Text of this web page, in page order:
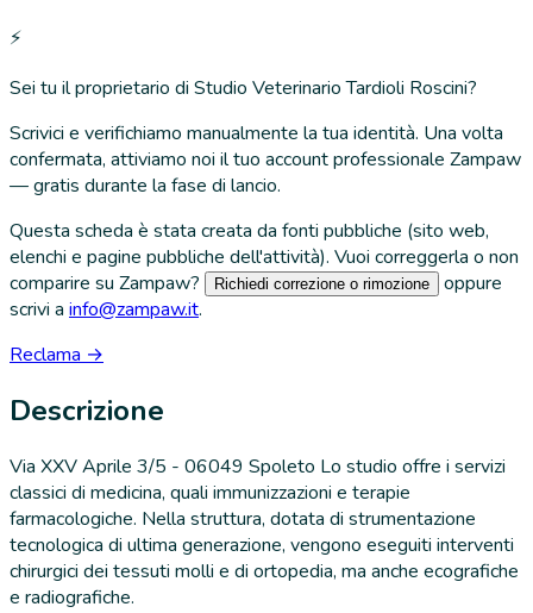
⚡
Sei tu il proprietario di Studio Veterinario Tardioli Roscini?
Scrivici e verifichiamo manualmente la tua identità. Una volta
confermata, attiviamo noi il tuo account professionale Zampaw
— gratis durante la fase di lancio.
Questa scheda è stata creata da fonti pubbliche (sito web,
elenchi e pagine pubbliche dell'attività). Vuoi correggerla o non
comparire su Zampaw?
Richiedi correzione o rimozione
oppure
scrivi a info@zampaw.it.
Reclama →
Descrizione
Via XXV Aprile 3/5 - 06049 Spoleto Lo studio offre i servizi
classici di medicina, quali immunizzazioni e terapie
farmacologiche. Nella struttura, dotata di strumentazione
tecnologica di ultima generazione, vengono eseguiti interventi
chirurgici dei tessuti molli e di ortopedia, ma anche ecografiche
e radiografiche.